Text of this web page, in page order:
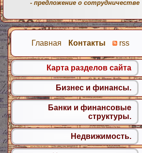
Главная Контакты rss
Карта разделов сайта
Бизнес и финансы.
Банки и финансовые
структуры.
Недвижимость.
- предложение о сотрудничестве